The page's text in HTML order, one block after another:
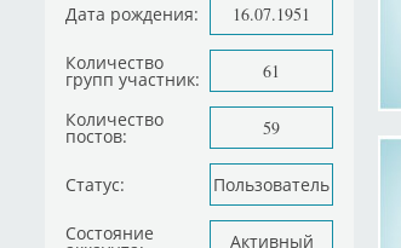
Дата рождения: 16.07.1951
Количество
групп участник: 61
Количество
постов: 59
Статус: Пользователь
Состояние Активный